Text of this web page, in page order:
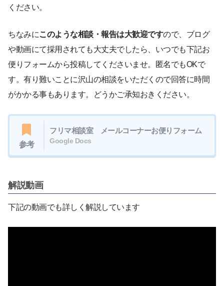
ください。
ちなみにこのような相談・報告は大歓迎ですので、ブログ
や動画にて採用されても大丈夫でしたら、いつでも下記お
便りフォームから投稿してくださいませ。匿名でもOKで
す。有り難いことに沢山の相談をいただくので回答に時間
がかかる事もあります。どうかご承知おきください。
参考
フリマ相談室 メールコーナーお便りフォーム
Google Docs
解説動画
下記の動画でも詳しく解説しています